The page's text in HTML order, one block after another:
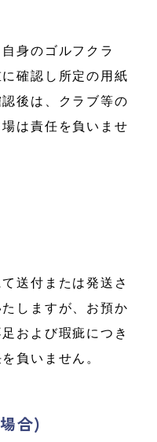
身のゴルフクラ
確認し所定の用紙
後は、クラブ等の
は責任を負いませ
送付または発送さ
しますが、お預か
および瑕疵につき
負いません。
合)